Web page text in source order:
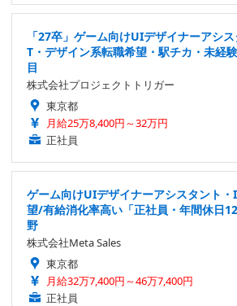
「27卒」ゲーム向けUIデザイナーアシ
T・デザイン系転職希望・駅チカ・未経
目
株式会社プロジェクトトリガー
東京都
月給25万8,400円～32万円
正社員
ゲーム向けUIデザイナーアシスタント
望/有給消化率高い「正社員・年間休日
野
株式会社Meta Sales
東京都
月給32万7,400円～46万7,400円
正社員